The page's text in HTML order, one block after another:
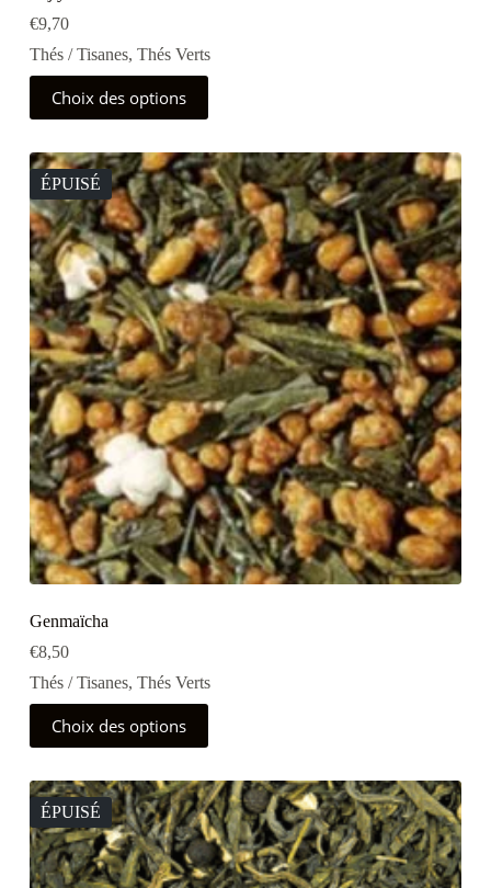
€9,70
Thés / Tisanes, Thés Verts
Choix des options
Ce
produit
a
variations.
Les
options
peuvent
être
choisies
sur
la
page
du
produit
ÉPUISÉ
Genmaïcha
€8,50
Thés / Tisanes, Thés Verts
Choix des options
Ce
produit
a
variations.
Les
options
peuvent
être
ÉPUISÉ